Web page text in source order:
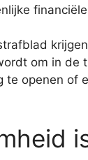
om in de
te openen of